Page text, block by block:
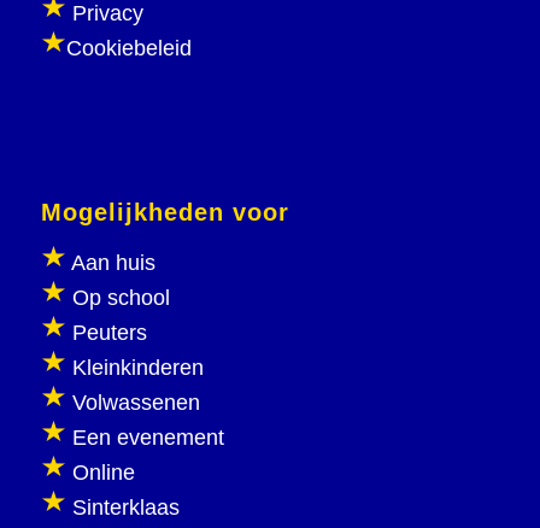
Privacy
Cookiebeleid
Mogelijkheden voor
Aan huis
Op school
Peuters
Kleinkinderen
Volwassenen
Een evenement
Online
Sinterklaas